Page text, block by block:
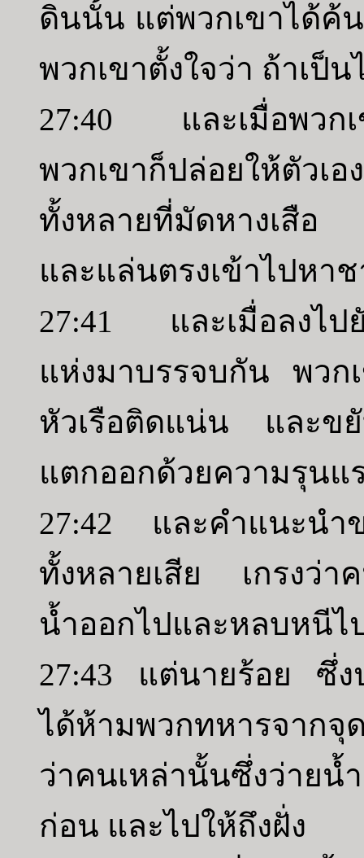
ดินนั้น แต่พวกเขาได้ค้
พวกเขาตั้งใจว่า ถ้าเป็
27:40 และเมื่อพวกเ
พวกเขาก็ปล่อยให้ตัวเ
ทั้งหลายที่มัดหางเสือ
และแล่นตรงเข้าไปหาช
27:41 และเมื่อลงไปยั
แห่งมาบรรจบกัน พวก
หัวเรือติดแน่น และข
แตกออกด้วยความรุนแ
27:42 และคำแนะนำ
ทั้งหลายเสีย เกรงว่า
น้ำออกไปและหลบหนีไ
27:43 แต่นายร้อย ซึ่ง
ได้ห้ามพวกทหารจากจุ
ว่าคนเหล่านั้นซึ่งว่ายน้
ก่อน และไปให้ถึงฝั่ง